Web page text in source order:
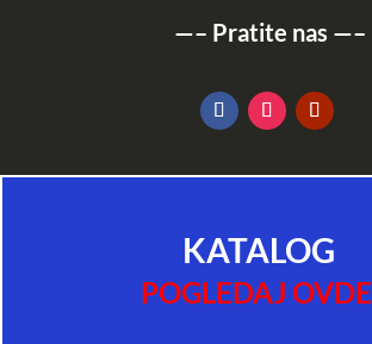
—– Pratite nas —–
KATALOG
POGLEDAJ OVDE